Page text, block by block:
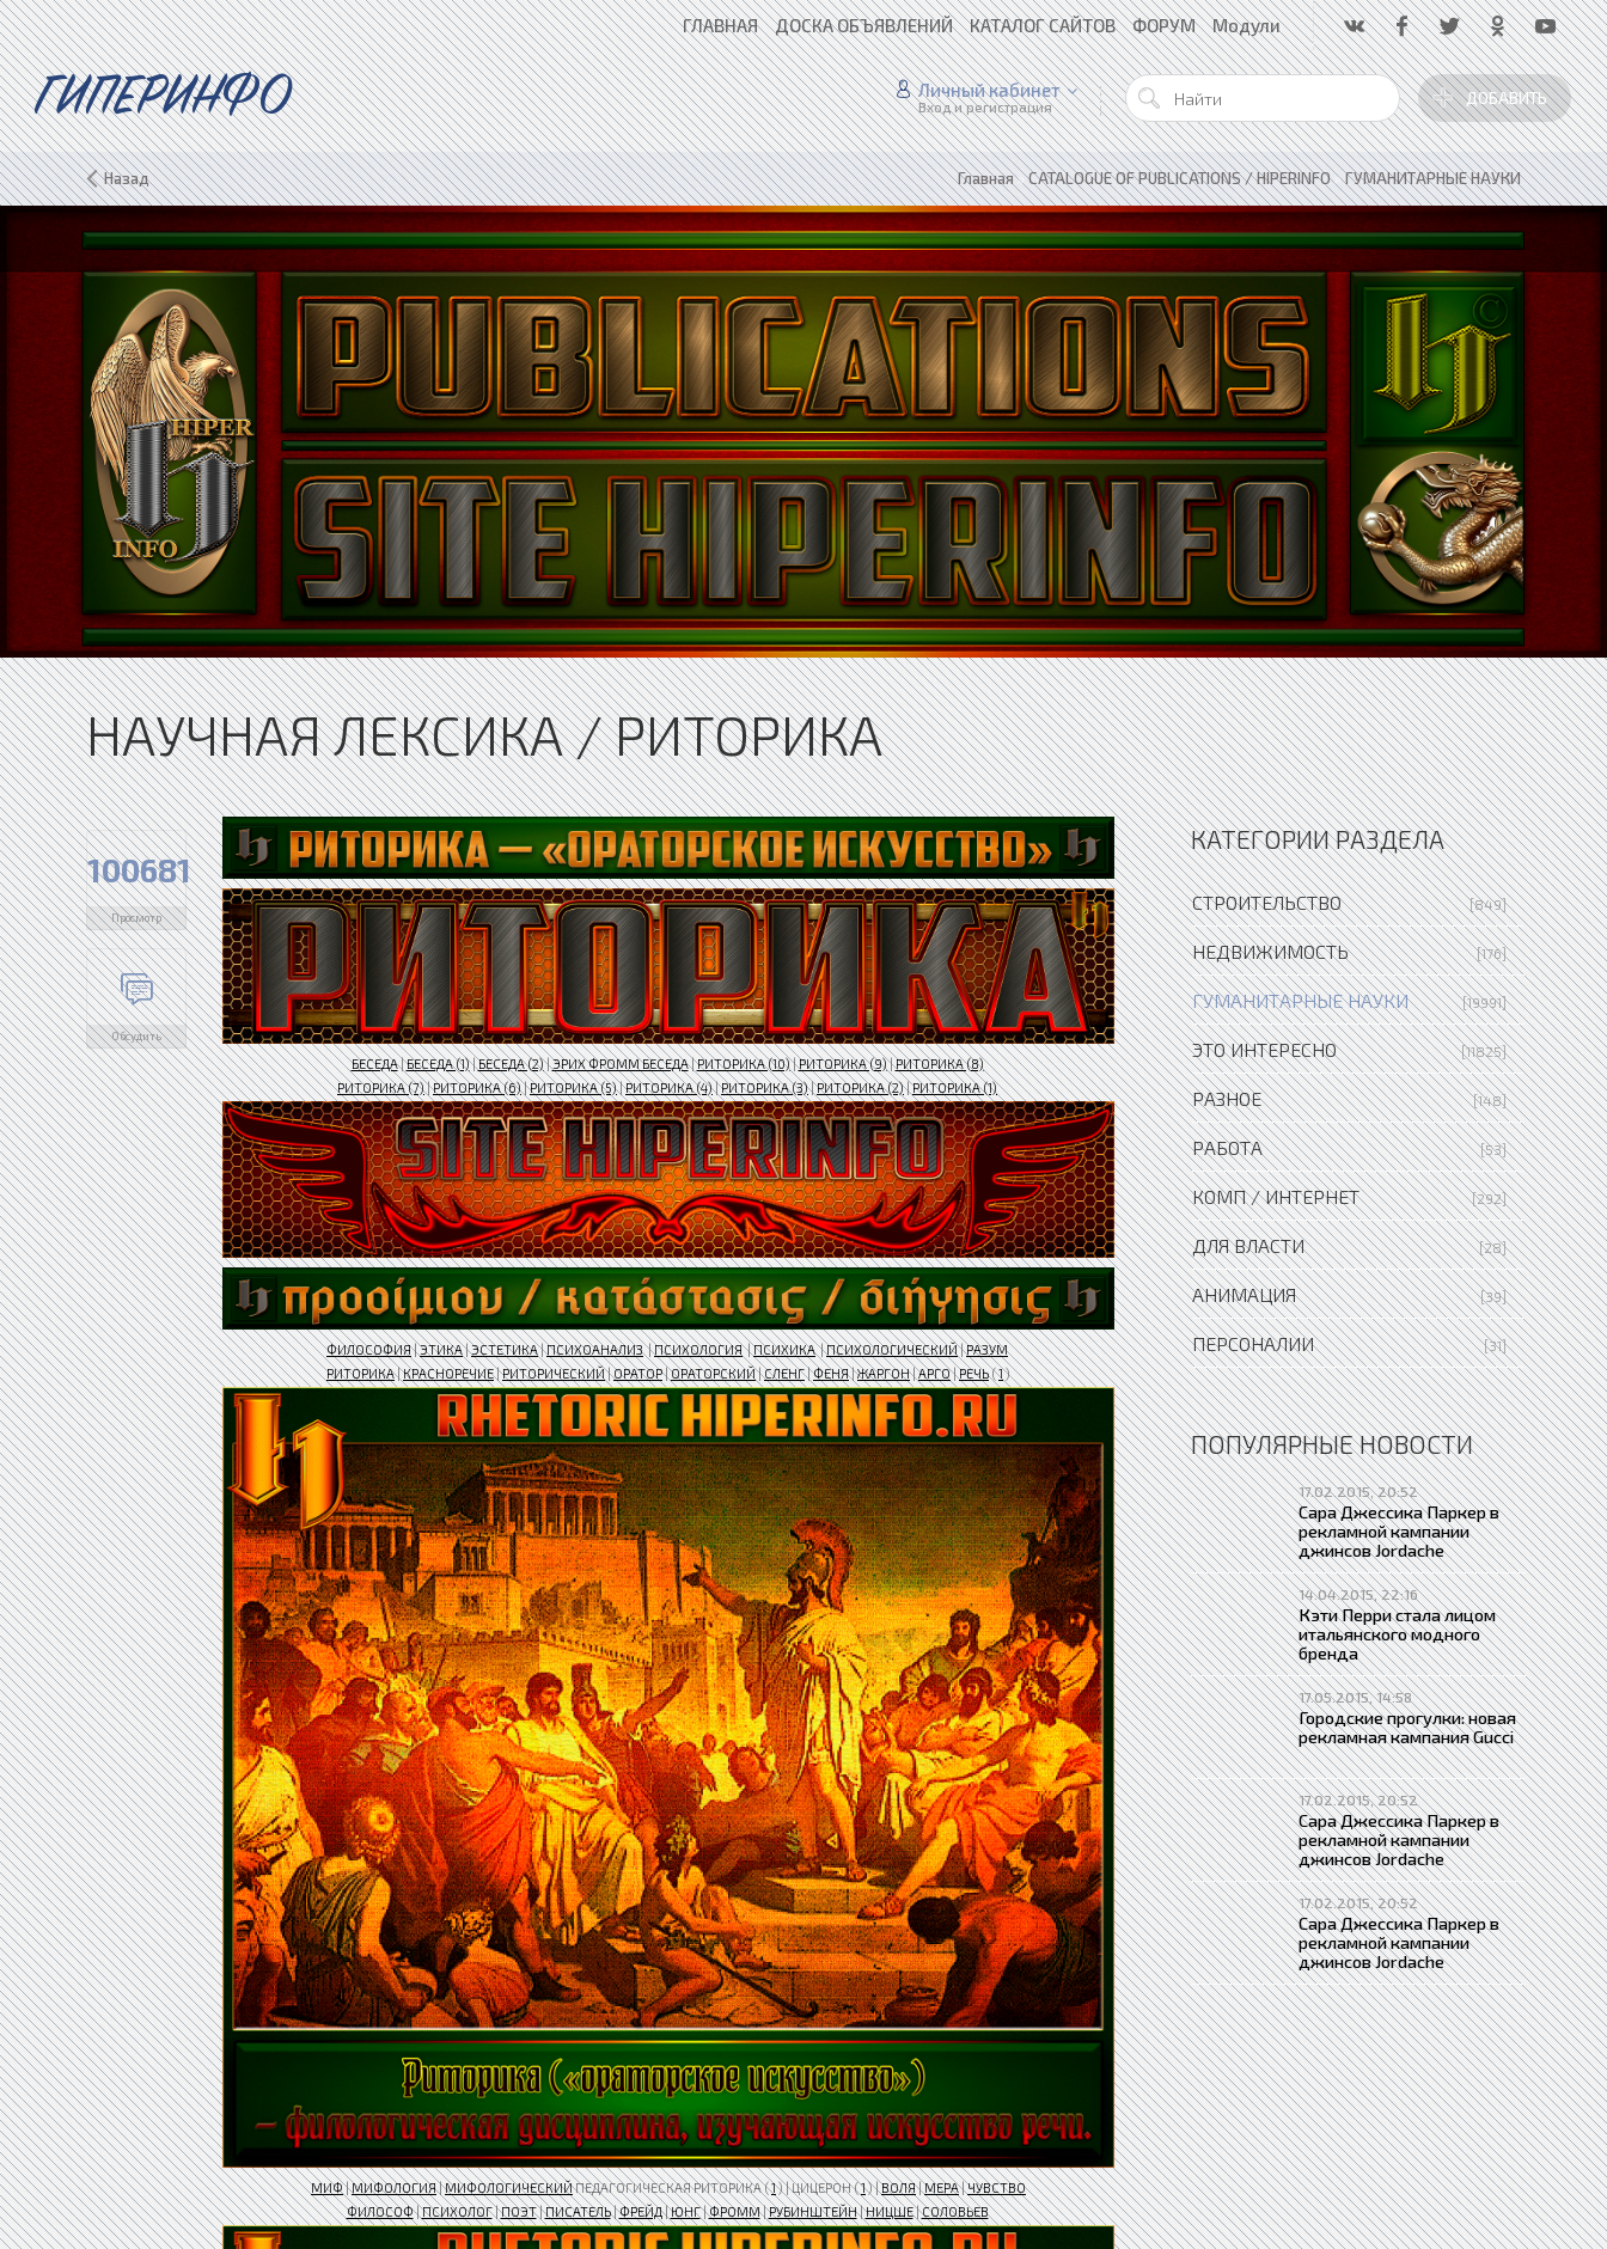
ГЛАВНАЯ ДОСКА ОБЪЯВЛЕНИЙ КАТАЛОГ САЙТОВ ФОРУМ Модули
ГИПЕРИНФО ДОБАВИТЬ
Личный кабинет
Вход и регистрация
Назад Главная»CATALOGUE OF PUBLICATIONS / HIPERINFO»ГУМАНИТАРНЫЕ НАУКИ
НАУЧНАЯ ЛЕКСИКА / РИТОРИКА
100681
Просмотр
Обсудить
БЕСЕДА|БЕСЕДА (1)|БЕСЕДА (2)|ЭРИХ ФРОММ БЕСЕДА|РИТОРИКА (10)|РИТОРИКА (9)|РИТОРИКА (8)
РИТОРИКА (7)|РИТОРИКА (6)|РИТОРИКА (5)|РИТОРИКА (4)|РИТОРИКА (3)|РИТОРИКА (2)|РИТОРИКА (1)
ФИЛОСОФИЯ|ЭТИКА|ЭСТЕТИКА|ПСИХОАНАЛИЗ|ПСИХОЛОГИЯ|ПСИХИКА|ПСИХОЛОГИЧЕСКИЙ|РАЗУМ
РИТОРИКА|КРАСНОРЕЧИЕ|РИТОРИЧЕСКИЙ|ОРАТОР|ОРАТОРСКИЙ|СЛЕНГ|ФЕНЯ|ЖАРГОН|АРГО|РЕЧЬ(1)
МИФ|МИФОЛОГИЯ|МИФОЛОГИЧЕСКИЙПЕДАГОГИЧЕСКАЯ РИТОРИКА (1) | ЦИЦЕРОН (1) |ВОЛЯ|МЕРА|ЧУВСТВО
ФИЛОСОФ|ПСИХОЛОГ|ПОЭТ|ПИСАТЕЛЬ|​ФРЕЙД|ЮНГ|ФРОММ|РУБИНШТЕЙН|НИЦШЕ|СОЛОВЬЕВ
КАТЕГОРИИ РАЗДЕЛА
СТРОИТЕЛЬСТВО [849]
НЕДВИЖИМОСТЬ [176]
ГУМАНИТАРНЫЕ НАУКИ [19991]
ЭТО ИНТЕРЕСНО [11825]
РАЗНОЕ [148]
РАБОТА [53]
КОМП / ИНТЕРНЕТ [292]
ДЛЯ ВЛАСТИ [28]
АНИМАЦИЯ [39]
ПЕРСОНАЛИИ [31]
ПОПУЛЯРНЫЕ НОВОСТИ
17.02.2015, 20:52
Сара Джессика Паркер в
рекламной кампании
джинсов Jordache
14.04.2015, 22:16
Кэти Перри стала лицом
итальянского модного
бренда
17.05.2015, 14:58
Городские прогулки: новая
рекламная кампания Gucci
17.02.2015, 20:52
Сара Джессика Паркер в
рекламной кампании
джинсов Jordache
17.02.2015, 20:52
Сара Джессика Паркер в
рекламной кампании
джинсов Jordache